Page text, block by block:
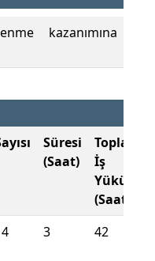
kazanımına
Süresi
(Saat)
Toplam
İş
Yükü
(Saat)
3 42